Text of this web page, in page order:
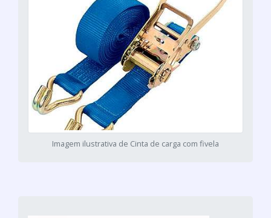
Imagem ilustrativa de Cinta de carga com fivela